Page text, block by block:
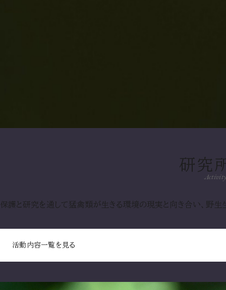
研究
保護と研究を通して猛禽類が生きる環境の現実と向き合い、野
活動内容一覧を見る